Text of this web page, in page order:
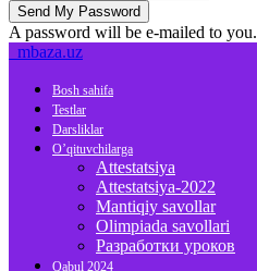
A password will be e-mailed to you.
mbaza.uz
Bosh sahifa
Testlar
Darsliklar
O’qituvchilarga
Attestatsiya
Attestatsiya-2022
Mantiqiy savollar
Olimpiada savollari
Разработки уроков
Qabul 2024